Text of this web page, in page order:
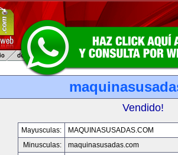
Vendido!
Mayusculas:
MAQUINASUSADAS.COM
Minusculas:
maquinasusadas.com